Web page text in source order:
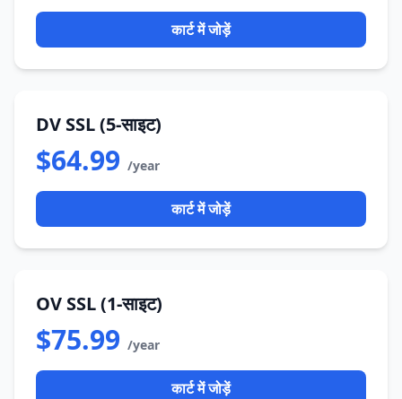
कार्ट में जोड़ें
DV SSL (5-साइट)
$64.99 /year
कार्ट में जोड़ें
OV SSL (1-साइट)
$75.99 /year
कार्ट में जोड़ें